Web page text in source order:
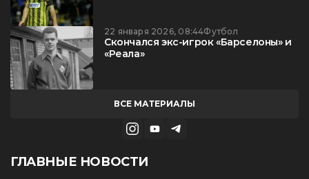
22 января 2026, 08:44Футбол
Скончался экс-игрок «Барселоны» и
«Реала»
ВСЕ МАТЕРИАЛЫ
ГЛАВНЫЕ НОВОСТИ